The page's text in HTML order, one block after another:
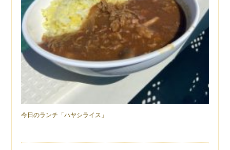
今日のランチ「ハヤシライス」